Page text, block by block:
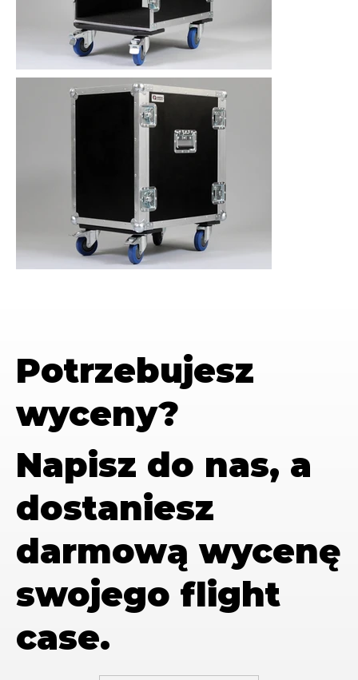
Potrzebujesz
wyceny?
Napisz do nas, a
dostaniesz
darmową wycenę
swojego flight
case.